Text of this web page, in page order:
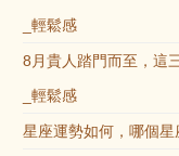
_輕鬆感
8月貴人踏門而至，這
_輕鬆感
星座運勢如何，哪個